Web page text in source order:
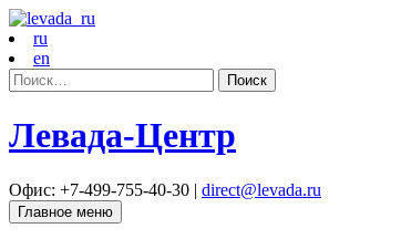
ru
en
Найти:
Левада-Центр
Офис: +7-499-755-40-30 | direct@levada.ru
Главное меню